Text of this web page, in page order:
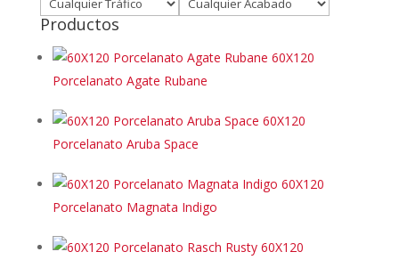
Productos
60X120
Porcelanato Agate Rubane
60X120
Porcelanato Aruba Space
60X120
Porcelanato Magnata Indigo
60X120